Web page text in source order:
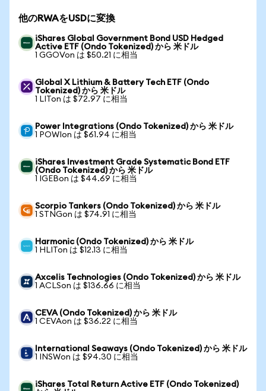
他のRWAをUSDに変換
iShares Global Government Bond USD Hedged
Active ETF (Ondo Tokenized) から 米ドル
1 GGOVon は $50.21 に相当
Global X Lithium & Battery Tech ETF (Ondo
Tokenized) から 米ドル
1 LITon は $72.97 に相当
Power Integrations (Ondo Tokenized) から 米ドル
1 POWIon は $61.94 に相当
iShares Investment Grade Systematic Bond ETF
(Ondo Tokenized) から 米ドル
1 IGEBon は $44.69 に相当
Scorpio Tankers (Ondo Tokenized) から 米ドル
1 STNGon は $74.91 に相当
Harmonic (Ondo Tokenized) から 米ドル
1 HLITon は $12.13 に相当
Axcelis Technologies (Ondo Tokenized) から 米ドル
1 ACLSon は $136.66 に相当
CEVA (Ondo Tokenized) から 米ドル
1 CEVAon は $36.22 に相当
International Seaways (Ondo Tokenized) から 米ドル
1 INSWon は $94.30 に相当
iShares Total Return Active ETF (Ondo Tokenized)